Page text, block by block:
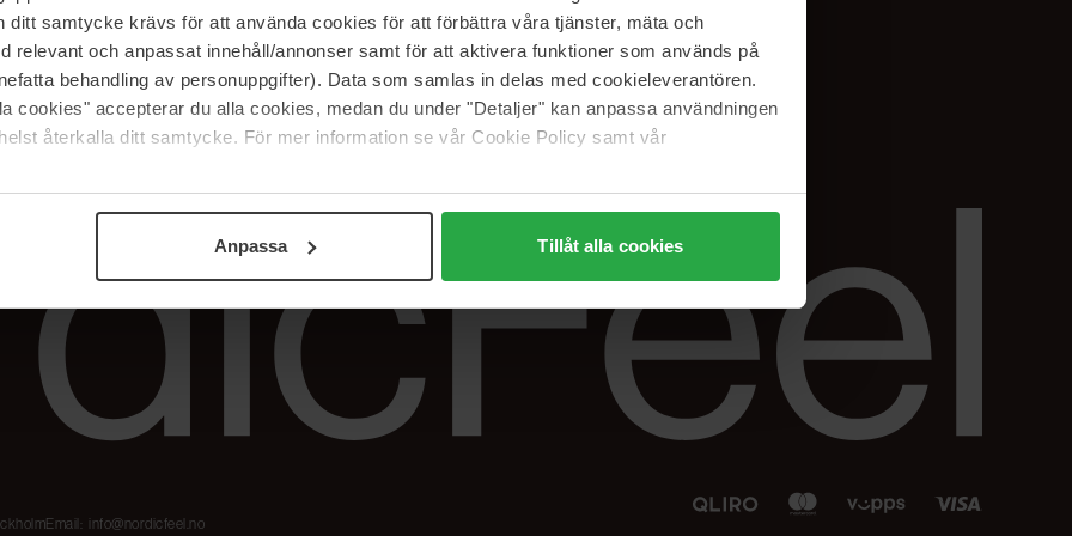
ditt samtycke krävs för att använda cookies för att förbättra våra tjänster, mäta och
relevant och anpassat innehåll/annonser samt för att aktivera funktioner som används på
behandling av personuppgifter). Data som samlas in delas med cookieleverantören.
cookies" accepterar du alla cookies, medan du under "Detaljer" kan anpassa användningen
återkalla ditt samtycke. För mer information se vår Cookie Policy samt vår
Anpassa Tillåt alla cookies
The Beauty Edit
Jobb hos oss
Samarbeidspartner
Spor bestillingen min
Retur og reklamasjon
Blush har blitt
Nordicfeel
Instagram
Linkedin
Email: info@nordicfeel.no